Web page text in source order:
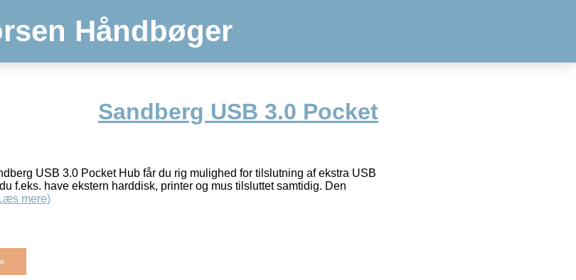
Håndbøger
Sandberg USB 3.0 Pocket
USB 3.0 Pocket Hub får du rig mulighed for tilslutning af ekstra USB
f.eks. have ekstern harddisk, printer og mus tilsluttet samtidig. Den
mere)